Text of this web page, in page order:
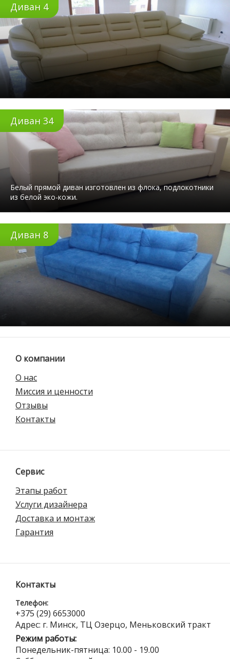
Диван 4
Диван 34
Белый прямой диван изготовлен из флока, подлокотники
из белой эко-кожи.
Диван 8
О компании
О нас
Миссия и ценности
Отзывы
Контакты
Сервис
Этапы работ
Услуги дизайнера
Доставка и монтаж
Гарантия
Контакты
Телефон:
+375 (29) 6653000
Адрес: г. Минск, ТЦ Озерцо, Меньковский тракт
Режим работы:
Понедельник-пятница: 10.00 - 19.00